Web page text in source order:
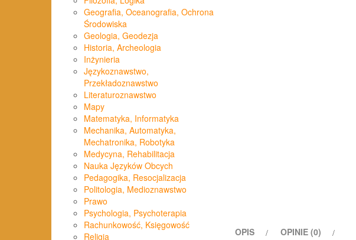
Geografia, Oceanografia, Ochrona
Środowiska
Geologia, Geodezja
Historia, Archeologia
Inżynieria
Językoznawstwo,
Przekładoznawstwo
Literaturoznawstwo
Mapy
Matematyka, Informatyka
Mechanika, Automatyka,
Mechatronika, Robotyka
Medycyna, Rehabilitacja
Nauka Języków Obcych
Pedagogika, Resocjalizacja
Politologia, Medioznawstwo
Prawo
Psychologia, Psychoterapia
Rachunkowość, Księgowość
Religia
OPIS OPINIE (0)